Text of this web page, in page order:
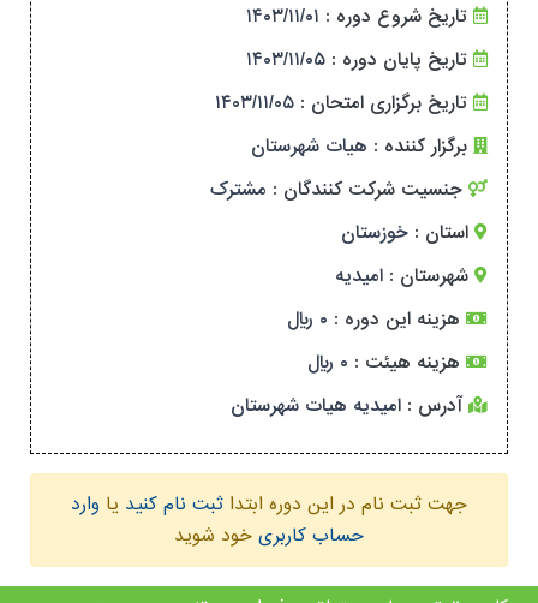
تاریخ شروع دوره : ۱۴۰۳/۱۱/۰۱
تاریخ پایان دوره : ۱۴۰۳/۱۱/۰۵
تاریخ برگزاری امتحان : ۱۴۰۳/۱۱/۰۵
برگزار کننده : هیات شهرستان
جنسیت شرکت کنندگان : مشترک
استان : خوزستان
شهرستان : امیدیه
هزینه این دوره : ۰ ریال
هزینه هیئت : ۰ ریال
آدرس : امیدیه هیات شهرستان
جهت ثبت نام در این دوره ابتدا ثبت نام کنید یا وارد
حساب کاربری خود شوید